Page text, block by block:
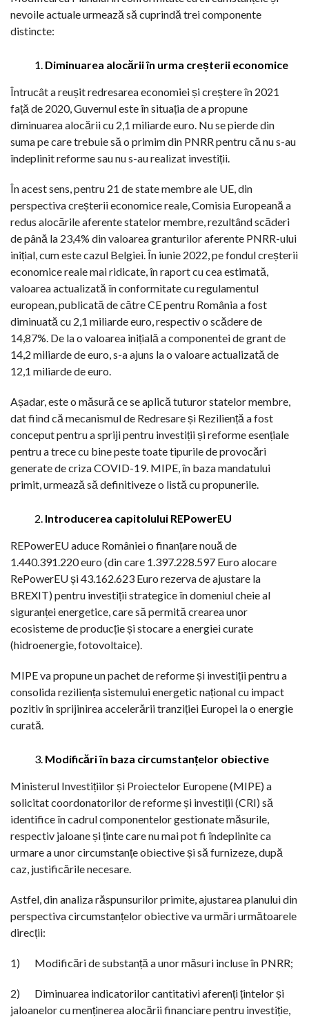
nevoile actuale urmează să cuprindă trei componente
distincte:
Diminuarea alocării în urma creșterii economice
Întrucât a reușit redresarea economiei și creștere în 2021
față de 2020, Guvernul este în situația de a propune
diminuarea alocării cu 2,1 miliarde euro. Nu se pierde din
suma pe care trebuie să o primim din PNRR pentru că nu s-au
îndeplinit reforme sau nu s-au realizat investiții.
În acest sens, pentru 21 de state membre ale UE, din
perspectiva creșterii economice reale, Comisia Europeană a
redus alocările aferente statelor membre, rezultând scăderi
de până la 23,4% din valoarea granturilor aferente PNRR-ului
inițial, cum este cazul Belgiei. În iunie 2022, pe fondul creșterii
economice reale mai ridicate, în raport cu cea estimată,
valoarea actualizată în conformitate cu regulamentul
european, publicată de către CE pentru România a fost
diminuată cu 2,1 miliarde euro, respectiv o scădere de
14,87%. De la o valoarea inițială a componentei de grant de
14,2 miliarde de euro, s-a ajuns la o valoare actualizată de
12,1 miliarde de euro.
Așadar, este o măsură ce se aplică tuturor statelor membre,
dat fiind că mecanismul de Redresare și Reziliență a fost
conceput pentru a spriji pentru investiții și reforme esențiale
pentru a trece cu bine peste toate tipurile de provocări
generate de criza COVID-19. MIPE, în baza mandatului
primit, urmează să definitiveze o listă cu propunerile.
Introducerea capitolului REPowerEU
REPowerEU aduce României o finanțare nouă de
1.440.391.220 euro (din care 1.397.228.597 Euro alocare
RePowerEU și 43.162.623 Euro rezerva de ajustare la
BREXIT) pentru investiții strategice în domeniul cheie al
siguranței energetice, care să permită crearea unor
ecosisteme de producție și stocare a energiei curate
(hidroenergie, fotovoltaice).
MIPE va propune un pachet de reforme și investiții pentru a
consolida reziliența sistemului energetic național cu impact
pozitiv în sprijinirea accelerării tranziției Europei la o energie
curată.
Modificări în baza circumstanțelor obiective
Ministerul Investițiilor și Proiectelor Europene (MIPE) a
solicitat coordonatorilor de reforme și investiții (CRI) să
identifice în cadrul componentelor gestionate măsurile,
respectiv jaloane și ținte care nu mai pot fi îndeplinite ca
urmare a unor circumstanțe obiective și să furnizeze, după
caz, justificările necesare.
Astfel, din analiza răspunsurilor primite, ajustarea planului din
perspectiva circumstanțelor obiective va urmări următoarele
direcții:
1) Modificări de substanță a unor măsuri incluse în PNRR;
2) Diminuarea indicatorilor cantitativi aferenți țintelor și
jaloanelor cu menținerea alocării financiare pentru investiție,